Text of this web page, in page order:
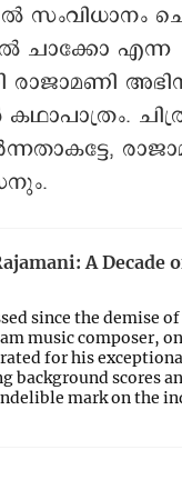
ല്‍ സംവിധാനം
ചാക്കോ എന്ന
രാജാമണി
കഥാപാത്രം.
A Decade
since the demise
music composer,
for his
background scores
mark on the